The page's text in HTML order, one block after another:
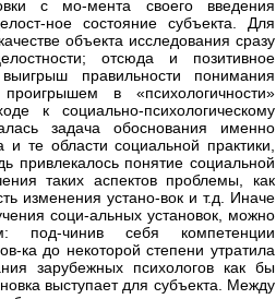
с мо-мента своего введения
ное состояние субъекта. Для
объекта исследования сразу
отсюда и позитивное
правильности понимания
в «психологичности»
к социально-психологическому
задача обоснования именно
те области социальной практики,
привлекалось понятие социальной
таких аспектов проблемы, как
изменения устано-вок и т.д. Иначе
соци-альных установок, можно
под-чинив себя компетенции
ка до некоторой степени утратила
зарубежных психологов как бы
выступает для субъекта. Между